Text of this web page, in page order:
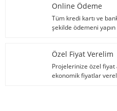
Online Ödeme
Tüm kredi kartı ve
şekilde ödemeni yapın
Özel Fiyat Verelim
Projelerinize özel fiyat
ekonomik fiyatlar